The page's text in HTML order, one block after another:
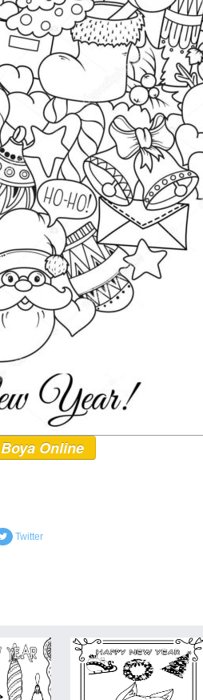
Boya Online
Twitter